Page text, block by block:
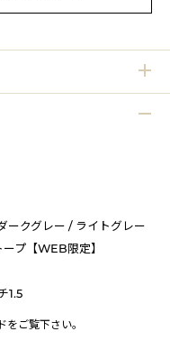
ークグレー / ライトグレー
プ【WEB限定】
1.5
をご覧下さい。